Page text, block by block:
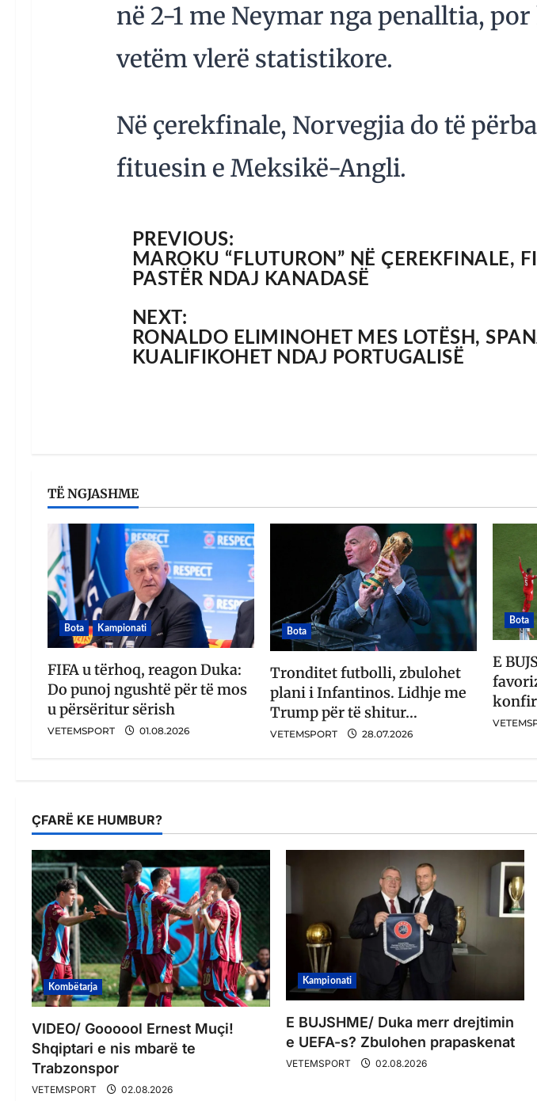
në 2-1 me Neymar nga penalltia,
vetëm vlerë statistikore.
Në çerekfinale, Norvegjia do të
fituesin e Meksikë-Angli.
PREVIOUS:
MAROKU “FLUTURON” NË ÇEREKFINALE,
PASTËR NDAJ KANADASË
NEXT:
RONALDO ELIMINOHET MES LOTËSH,
KUALIFIKOHET NDAJ PORTUGALISË
TË NGJASHME
Bota Kampionati
FIFA u tërhoq, reagon Duka:
Do punoj ngushtë për të mos
u përsëritur sërish
VETEMSPORT 01.08.2026
Bota
Tronditet futbolli, zbulohet
plani i Infantinos. Lidhje me
Trump për të shitur…
VETEMSPORT 28.07.2026
Bota
E
ÇFARË KE HUMBUR?
Kombëtarja
VIDEO/ Goooool Ernest Muçi!
Shqiptari e nis mbarë te
Trabzonspor
VETEMSPORT 02.08.2026
Kampionati
E BUJSHME/ Duka merr drejtimin
e UEFA-s? Zbulohen prapaskenat
VETEMSPORT 02.08.2026